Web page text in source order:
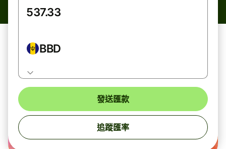
BBD
發送匯款
追蹤匯率